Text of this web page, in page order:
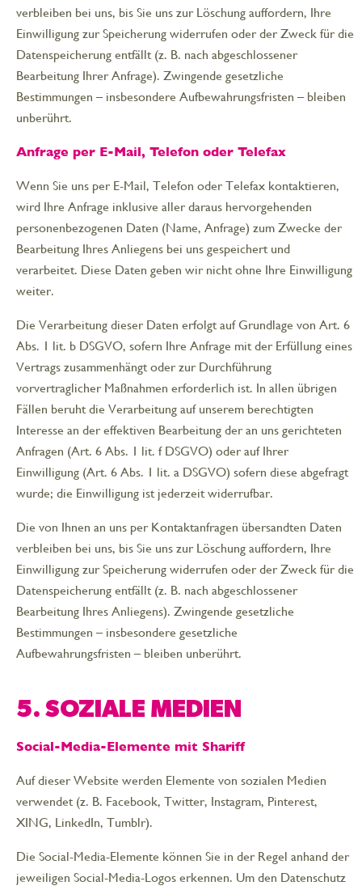
verbleiben bei uns, bis Sie uns zur Löschung auffordern, Ihre
Einwilligung zur Speicherung widerrufen oder der Zweck für die
Datenspeicherung entfällt (z. B. nach abgeschlossener
Bearbeitung Ihrer Anfrage). Zwingende gesetzliche
Bestimmungen – insbesondere Aufbewahrungsfristen – bleiben
unberührt.
Anfrage per E-Mail, Telefon oder Telefax
Wenn Sie uns per E-Mail, Telefon oder Telefax kontaktieren,
wird Ihre Anfrage inklusive aller daraus hervorgehenden
personenbezogenen Daten (Name, Anfrage) zum Zwecke der
Bearbeitung Ihres Anliegens bei uns gespeichert und
verarbeitet. Diese Daten geben wir nicht ohne Ihre Einwilligung
weiter.
Die Verarbeitung dieser Daten erfolgt auf Grundlage von Art. 6
Abs. 1 lit. b DSGVO, sofern Ihre Anfrage mit der Erfüllung eines
Vertrags zusammenhängt oder zur Durchführung
vorvertraglicher Maßnahmen erforderlich ist. In allen übrigen
Fällen beruht die Verarbeitung auf unserem berechtigten
Interesse an der effektiven Bearbeitung der an uns gerichteten
Anfragen (Art. 6 Abs. 1 lit. f DSGVO) oder auf Ihrer
Einwilligung (Art. 6 Abs. 1 lit. a DSGVO) sofern diese abgefragt
wurde; die Einwilligung ist jederzeit widerrufbar.
Die von Ihnen an uns per Kontaktanfragen übersandten Daten
verbleiben bei uns, bis Sie uns zur Löschung auffordern, Ihre
Einwilligung zur Speicherung widerrufen oder der Zweck für die
Datenspeicherung entfällt (z. B. nach abgeschlossener
Bearbeitung Ihres Anliegens). Zwingende gesetzliche
Bestimmungen – insbesondere gesetzliche
Aufbewahrungsfristen – bleiben unberührt.
5. SOZIALE MEDIEN
Social-Media-Elemente mit Shariff
Auf dieser Website werden Elemente von sozialen Medien
verwendet (z. B. Facebook, Twitter, Instagram, Pinterest,
XING, LinkedIn, Tumblr).
Die Social-Media-Elemente können Sie in der Regel anhand der
jeweiligen Social-Media-Logos erkennen. Um den Datenschutz